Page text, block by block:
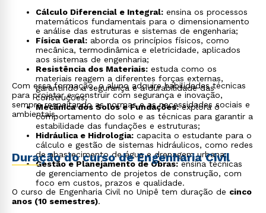
Cálculo Diferencial e Integral: ensina os processos
matemáticos fundamentais para o dimensionamento
e análise das estruturas e sistemas de engenharia;
Física Geral: aborda os princípios físicos, como
mecânica, termodinâmica e eletricidade, aplicados
aos sistemas de engenharia;
Resistência dos Materiais: estuda como os
materiais reagem a diferentes forças externas,
garantindo a segurança e a durabilidade das
construções;
Mecânica dos Solos e Fundações:explora o
comportamento do solo e as técnicas para garantir a
estabilidade das fundações e estruturas;
Hidráulica e Hidrologia: capacita o estudante para o
cálculo e gestão de sistemas hidráulicos, como redes
de abastecimento de água e drenagem urbana;
Gestão e Planejamento de Obras:ensina técnicas
de gerenciamento de projetos de construção, com
foco em custos, prazos e qualidade.
Com essa formação, o aluno adquire habilidades técnicas
para projetar e construir com segurança e inovação,
sempre respeitando as normas e as necessidades sociais e
ambientais.
Duração do curso de Engenharia Civil
O curso de Engenharia Civil no Unipê tem duração de cinco
anos (10 semestres).